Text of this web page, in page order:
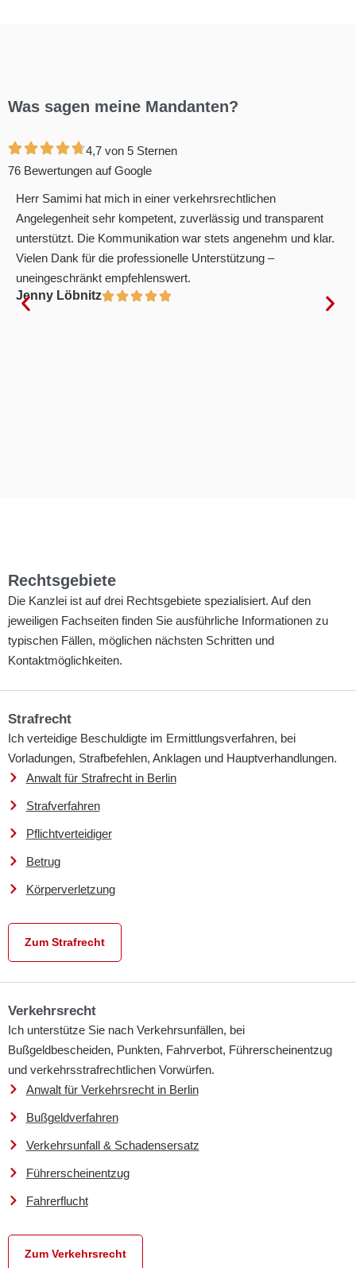
Was sagen meine Mandanten?
4,7 von 5 Sternen
76 Bewertungen auf Google
Herr Samimi hat mich in einer verkehrsrechtlichen
Angelegenheit sehr kompetent, zuverlässig und transparent
unterstützt. Die Kommunikation war stets angenehm und klar.
Vielen Dank für die professionelle Unterstützung –
uneingeschränkt empfehlenswert.
Jenny Löbnitz
Rechtsgebiete
Die Kanzlei ist auf drei Rechtsgebiete spezialisiert. Auf den
jeweiligen Fachseiten finden Sie ausführliche Informationen zu
typischen Fällen, möglichen nächsten Schritten und
Kontaktmöglichkeiten.
Strafrecht
Ich verteidige Beschuldigte im Ermittlungsverfahren, bei
Vorladungen, Strafbefehlen, Anklagen und Hauptverhandlungen.
Anwalt für Strafrecht in Berlin
Strafverfahren
Pflichtverteidiger
Betrug
Körperverletzung
Zum Strafrecht
Verkehrsrecht
Ich unterstütze Sie nach Verkehrsunfällen, bei
Bußgeldbescheiden, Punkten, Fahrverbot, Führerscheinentzug
und verkehrsstrafrechtlichen Vorwürfen.
Anwalt für Verkehrsrecht in Berlin
Bußgeldverfahren
Verkehrsunfall & Schadensersatz
Führerscheinentzug
Fahrerflucht
Zum Verkehrsrecht